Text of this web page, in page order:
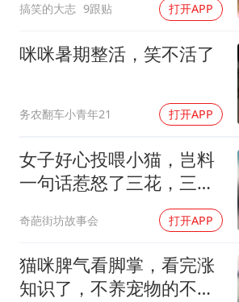
搞笑的大志 9跟贴 打开APP
咪咪暑期整活，笑不活了
务农翻车小青年21 打开APP
女子好心投喂小猫，岂料
一句话惹怒了三花，三花
奇葩街坊故事会 打开APP
猫咪脾气看脚掌，看完涨
知识了，不养宠物的不知